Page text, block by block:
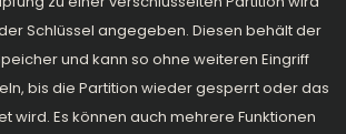
Schlüssel angegeben. Diesen behält der
und kann so ohne weiteren Eingriff
bis die Partition wieder gesperrt oder das
wird. Es können auch mehrere Funktionen